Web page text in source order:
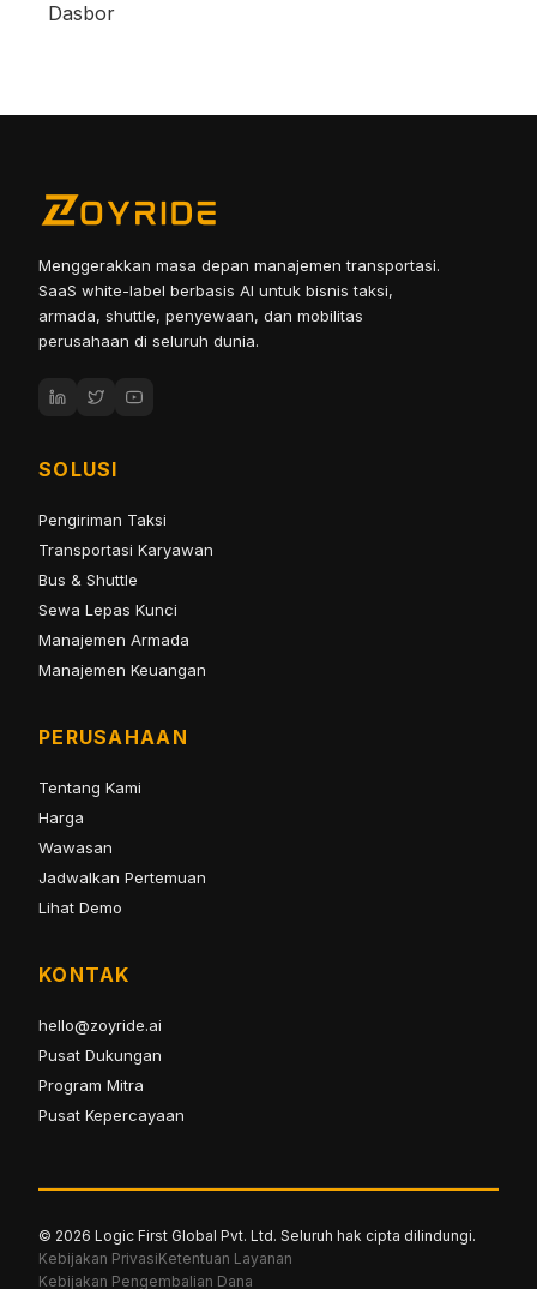
Dasbor
Menggerakkan masa depan manajemen transportasi.
SaaS white-label berbasis AI untuk bisnis taksi,
armada, shuttle, penyewaan, dan mobilitas
perusahaan di seluruh dunia.
SOLUSI
Pengiriman Taksi
Transportasi Karyawan
Bus & Shuttle
Sewa Lepas Kunci
Manajemen Armada
Manajemen Keuangan
PERUSAHAAN
Tentang Kami
Harga
Wawasan
Jadwalkan Pertemuan
Lihat Demo
KONTAK
hello@zoyride.ai
Pusat Dukungan
Program Mitra
Pusat Kepercayaan
© 2026 Logic First Global Pvt. Ltd. Seluruh hak cipta dilindungi.
Kebijakan PrivasiKetentuan Layanan
Kebijakan Pengembalian Dana